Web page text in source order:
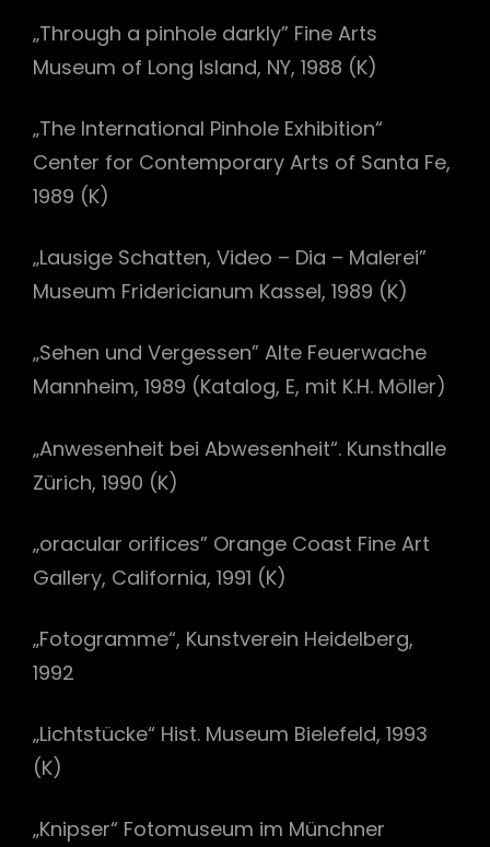
„Through a pinhole darkly” Fine Arts
Museum of Long Island, NY, 1988 (K)
„The International Pinhole Exhibition“
Center for Contemporary Arts of Santa Fe,
1989 (K)
„Lausige Schatten, Video – Dia – Malerei”
Museum Fridericianum Kassel, 1989 (K)
„Sehen und Vergessen” Alte Feuerwache
Mannheim, 1989 (Katalog, E, mit K.H. Möller)
„Anwesenheit bei Abwesenheit“. Kunsthalle
Zürich, 1990 (K)
„oracular orifices” Orange Coast Fine Art
Gallery, California, 1991 (K)
„Fotogramme“, Kunstverein Heidelberg,
1992
„Lichtstücke“ Hist. Museum Bielefeld, 1993
(K)
„Knipser“ Fotomuseum im Münchner